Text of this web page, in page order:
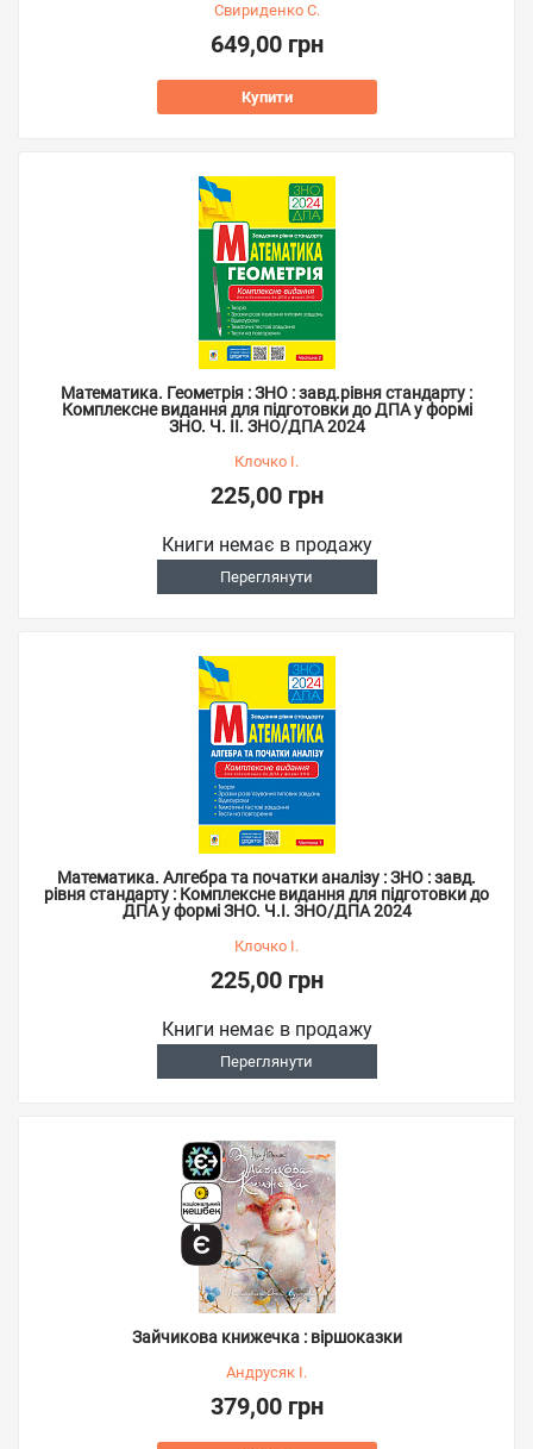
Свириденко С.
649,00 грн
Купити
Математика. Геометрія : ЗНО : завд.рівня стандарту :
Комплексне видання для підготовки до ДПА у формі
ЗНО. Ч. ІІ. ЗНО/ДПА 2024
Клочко І.
225,00 грн
Книги немає в продажу
Переглянути
Математика. Aлгебра та початки аналізу : ЗНО : завд.
рівня стандарту : Комплексне видання для підготовки до
ДПА у формі ЗНО. Ч.І. ЗНО/ДПА 2024
Клочко І.
225,00 грн
Книги немає в продажу
Переглянути
Зайчикова книжечка : віршоказки
Андрусяк І.
379,00 грн